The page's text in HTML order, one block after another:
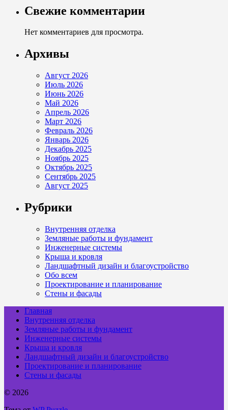
Свежие комментарии
Нет комментариев для просмотра.
Архивы
Август 2026
Июль 2026
Июнь 2026
Май 2026
Апрель 2026
Март 2026
Февраль 2026
Январь 2026
Декабрь 2025
Ноябрь 2025
Октябрь 2025
Сентябрь 2025
Август 2025
Рубрики
Внутренняя отделка
Земляные работы и фундамент
Инженерные системы
Крыша и кровля
Ландшафтный дизайн и благоустройство
Обо всем
Проектирование и планирование
Стены и фасады
Главная
Внутренняя отделка
Земляные работы и фундамент
Инженерные системы
Крыша и кровля
Ландшафтный дизайн и благоустройство
Проектирование и планирование
Стены и фасады
© 2026